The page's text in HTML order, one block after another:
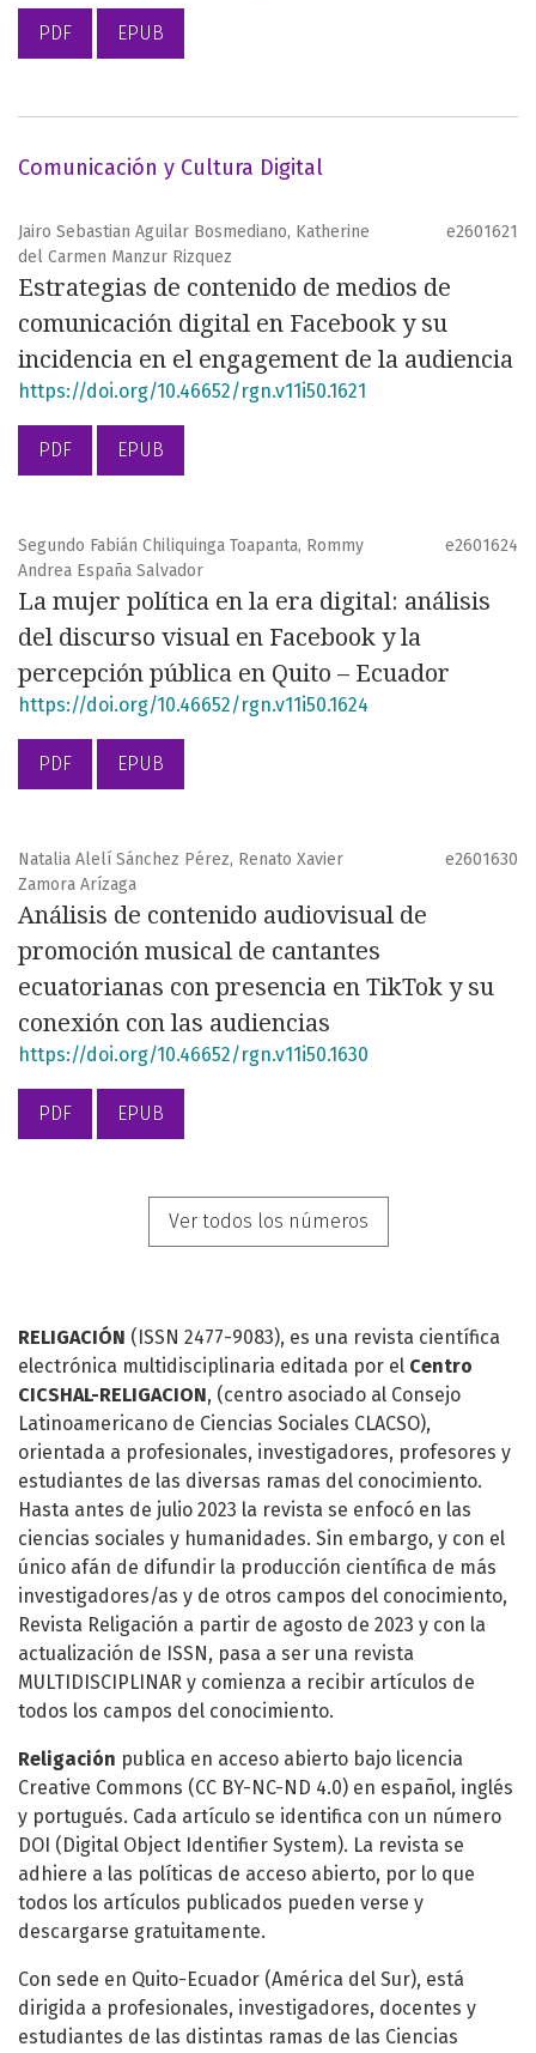
PDF EPUB
Comunicación y Cultura Digital
Jairo Sebastian Aguilar Bosmediano, Katherine
del Carmen Manzur Rizquez
e2601621
Estrategias de contenido de medios de
comunicación digital en Facebook y su
incidencia en el engagement de la audiencia
https://doi.org/10.46652/rgn.v11i50.1621
PDF EPUB
Segundo Fabián Chiliquinga Toapanta, Rommy
Andrea España Salvador
e2601624
La mujer política en la era digital: análisis
del discurso visual en Facebook y la
percepción pública en Quito – Ecuador
https://doi.org/10.46652/rgn.v11i50.1624
PDF EPUB
Natalia Alelí Sánchez Pérez, Renato Xavier
Zamora Arízaga
e2601630
Análisis de contenido audiovisual de
promoción musical de cantantes
ecuatorianas con presencia en TikTok y su
conexión con las audiencias
https://doi.org/10.46652/rgn.v11i50.1630
PDF EPUB
Ver todos los números
RELIGACIÓN (ISSN 2477-9083), es una revista científica
electrónica multidisciplinaria editada por el Centro
CICSHAL-RELIGACION, (centro asociado al Consejo
Latinoamericano de Ciencias Sociales CLACSO),
orientada a profesionales, investigadores, profesores y
estudiantes de las diversas ramas del conocimiento.
Hasta antes de julio 2023 la revista se enfocó en las
ciencias sociales y humanidades. Sin embargo, y con el
único afán de difundir la producción científica de más
investigadores/as y de otros campos del conocimiento,
Revista Religación a partir de agosto de 2023 y con la
actualización de ISSN, pasa a ser una revista
MULTIDISCIPLINAR y comienza a recibir artículos de
todos los campos del conocimiento.
Religación publica en acceso abierto bajo licencia
Creative Commons (CC BY-NC-ND 4.0) en español, inglés
y portugués. Cada artículo se identifica con un número
DOI (Digital Object Identifier System). La revista se
adhiere a las políticas de acceso abierto, por lo que
todos los artículos publicados pueden verse y
descargarse gratuitamente.
Con sede en Quito-Ecuador (América del Sur), está
dirigida a profesionales, investigadores, docentes y
estudiantes de las distintas ramas de las Ciencias